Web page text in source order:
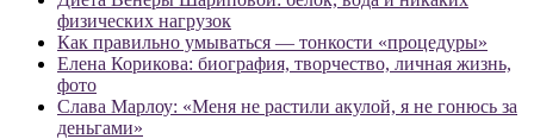
физических нагрузок
Как правильно умываться — тонкости «процедуры»
Елена Корикова: биография, творчество, личная жизнь,
фото
Слава Марлоу: «Меня не растили акулой, я не гонюсь за
деньгами»